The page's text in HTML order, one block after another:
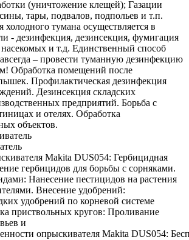
(уничтожение клещей); Газации
тары, подвалов, подпольев и т.п.
холодного тумана осуществляется в
- дезинфекция, дезинсекция, фумигация
и т.д. Единственный способ
– провести туманную дезинфекцию
Обработка помещений после
Профилактическая дезинфекция
Дезинсекция складских
предприятий. Борьба с
и отелях. Обработка
объектов.
Makita DUS054: Гербицидная
гербицидов для борьбы с сорняками.
Нанесение пестицидов на растения
Внесение удобрений:
удобрений по корневой системе
приствольных кругов: Проливание
и
опрыскивателя Makita DUS054: